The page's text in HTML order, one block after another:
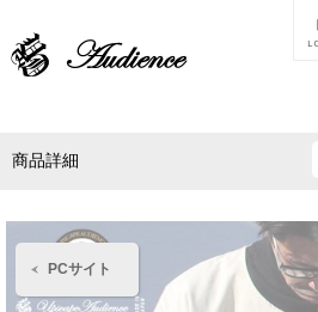
PCサイト
商品詳細